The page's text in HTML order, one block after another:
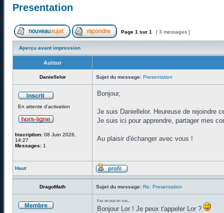
Presentation
Page 1 sur 1 [ 3 messages ]
Aperçu avant impression
Auteur
Daniellelor Sujet du message: Presentation
En attente d'activation
Inscription: 08 Juin 2026,
14:27
Messages: 1
Bonjour,
Je suis Daniellelor. Heureuse de rejoindre
Je suis ici pour apprendre, partager mes
Au plaisir d'échanger avec vous !
Haut
DragoMath Sujet du message: Re: Presentation
Pas de pub en vue...
Bonjour Lor ! Je peux t'appeler Lor ?